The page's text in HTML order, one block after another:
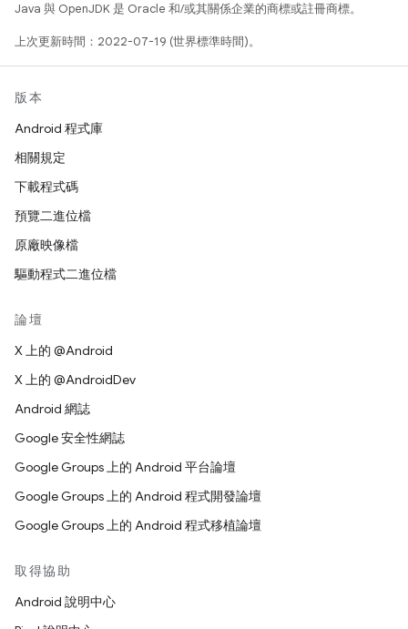
Java 與 OpenJDK 是 Oracle 和/或其關係企業的商標或註冊商標。
上次更新時間：2022-07-19 (世界標準時間)。
版本
Android 程式庫
相關規定
下載程式碼
預覽二進位檔
原廠映像檔
驅動程式二進位檔
論壇
X 上的 @Android
X 上的 @AndroidDev
Android 網誌
Google 安全性網誌
Google Groups 上的 Android 平台論壇
Google Groups 上的 Android 程式開發論壇
Google Groups 上的 Android 程式移植論壇
取得協助
Android 說明中心